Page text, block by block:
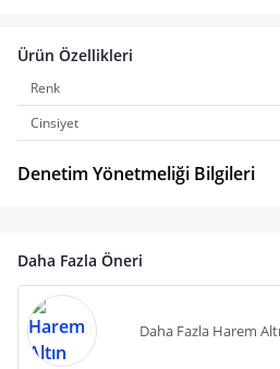
Ürün Özellikleri
Renk
Cinsiyet
Denetim Yönetmeliği Bilgileri
Daha Fazla Öneri
Daha Fazla Harem